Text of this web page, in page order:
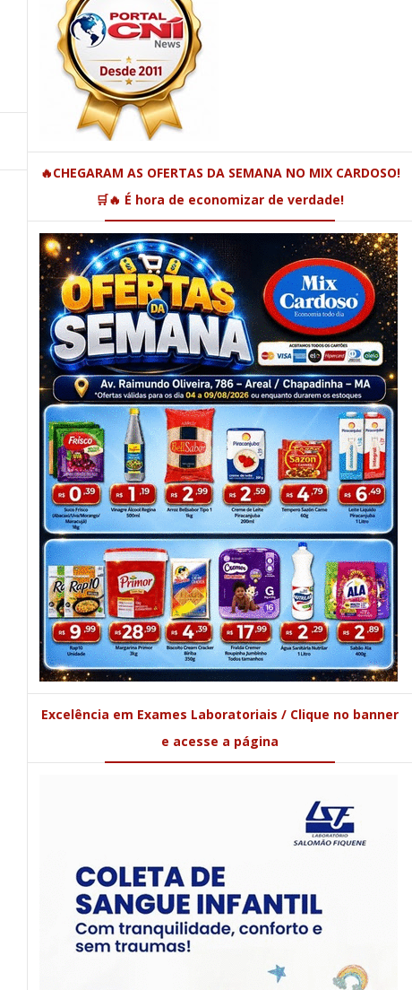
🔥CHEGARAM AS OFERTAS DA SEMANA NO MIX CARDOSO!
🛒🔥 É hora de economizar de verdade!
Excelência em Exames Laboratoriais / Clique no banner
e acesse a página